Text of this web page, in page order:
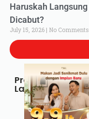
Haruskah Langsung
Dicabut?
July 15, 2026 No Comments
Promo
Lainnya